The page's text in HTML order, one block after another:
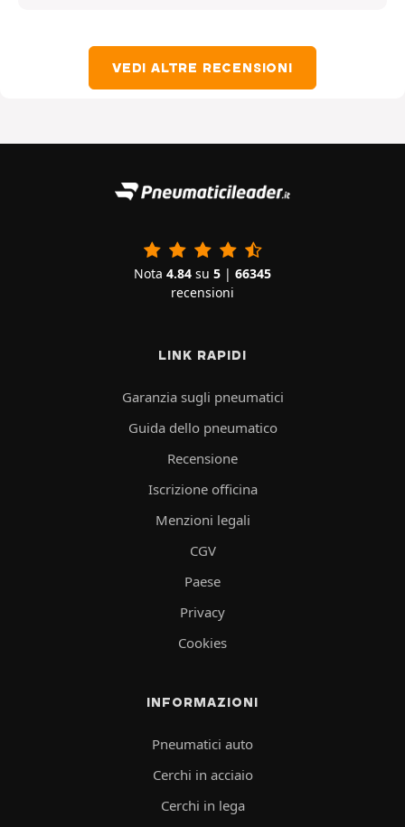
VEDI ALTRE RECENSIONI
Nota 4.84 su 5 | 66345
recensioni
LINK RAPIDI
Garanzia sugli pneumatici
Guida dello pneumatico
Recensione
Iscrizione officina
Menzioni legali
CGV
Paese
Privacy
Cookies
INFORMAZIONI
Pneumatici auto
Cerchi in acciaio
Cerchi in lega